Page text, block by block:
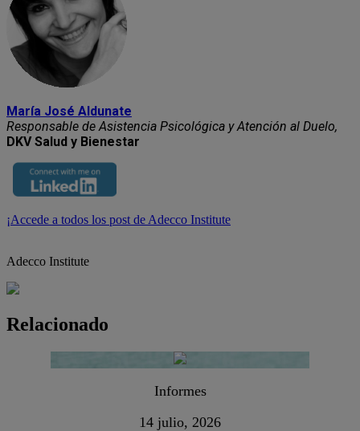
María José Aldunate
Responsable de Asistencia Psicológica y Atención al Duelo,
DKV Salud y Bienestar
¡Accede a todos los post de Adecco Institute
Adecco Institute
Relacionado
Informes
14 julio, 2026